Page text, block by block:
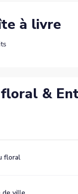
à livre
&
floral